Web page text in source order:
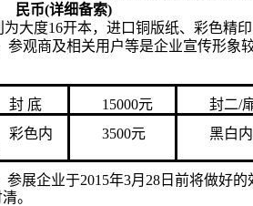
民币(详细备索)
为大度16开本，进口铜版纸、彩色精
参观商及相关用户等是企业宣传形象较
封 底 15000元 封二/
彩色内
3500元 黑白
参展企业于2015年3月28日前将做好
。